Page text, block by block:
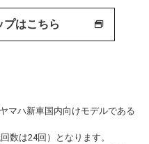
プはこちら
マハ新車国内向けモデルである
数は24回）となります。